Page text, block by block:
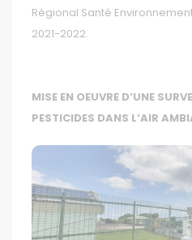
Régional Santé
2021-2022.
MISE EN OEUVRE D’UNE
PESTICIDES DANS L’AIR